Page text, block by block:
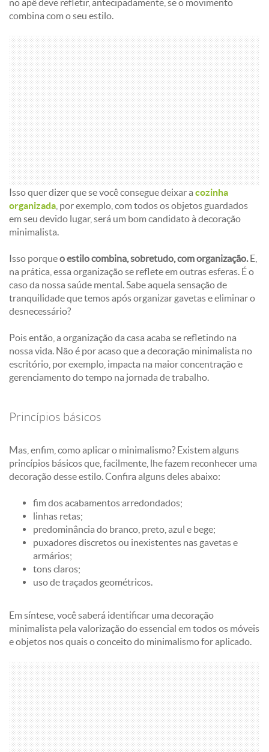
no apê deve refletir, antecipadamente, se o movimento
combina com o seu estilo.
Isso quer dizer que se você consegue deixar a cozinha
organizada , por exemplo, com todos os objetos guardados
em seu devido lugar, será um bom candidato à decoração
minimalista.
Isso porqueo estilo combina, sobretudo, com organização.E,
na prática, essa organização se reflete em outras esferas. É o
caso da nossa saúde mental. Sabe aquela sensação de
tranquilidade que temos após organizar gavetas e eliminar o
desnecessário?
Pois então, a organização da casa acaba se refletindo na
nossa vida. Não é por acaso que a decoração minimalista no
escritório, por exemplo, impacta na maior concentração e
gerenciamento do tempo na jornada de trabalho.
Princípios básicos
Mas, enfim, como aplicar o minimalismo? Existem alguns
princípios básicos que, facilmente, lhe fazem reconhecer uma
decoração desse estilo. Confira alguns deles abaixo:
fim dos acabamentos arredondados;
linhas retas;
predominância do branco, preto, azul e bege;
puxadores discretos ou inexistentes nas gavetas e
armários;
tons claros;
uso de traçados geométricos.
Em síntese, você saberá identificar uma decoração
minimalista pela valorização do essencial em todos os móveis
e objetos nos quais o conceito do minimalismo for aplicado.